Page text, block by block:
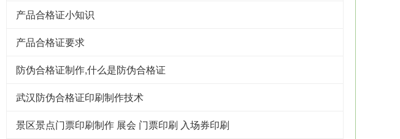
产品合格证小知识
产品合格证要求
防伪合格证制作,什么是防伪合格证
武汉防伪合格证印刷制作技术
景区景点门票印刷制作 展会 门票印刷 入场券印刷